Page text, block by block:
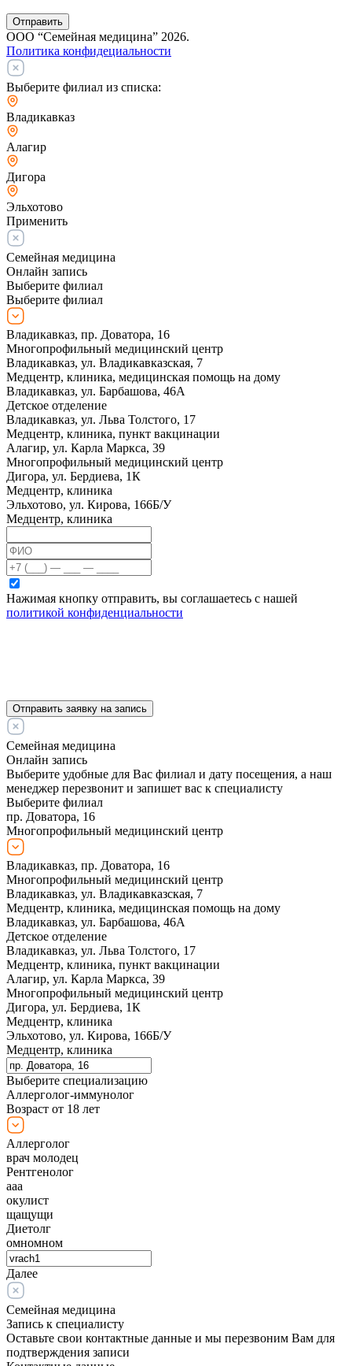
Отправить
ООО “Семейная медицина” 2026.
Политика конфидециальности
Выберите филиал из списка:
Владикавказ
Алагир
Дигора
Эльхотово
Применить
Семейная медицина
Онлайн запись
Выберите филиал
Выберите филиал
Владикавказ, пр. Доватора, 16
Многопрофильный медицинский центр
Владикавказ, ул. Владикавказская, 7
Медцентр, клиника, медицинская помощь на дому
Владикавказ, ул. Барбашова, 46А
Детское отделение
Владикавказ, ул. Льва Толстого, 17
Медцентр, клиника, пункт вакцинации
Алагир, ул. Карла Маркса, 39
Многопрофильный медицинский центр
Дигора, ул. Бердиева, 1К
Медцентр, клиника
Эльхотово, ул. Кирова, 166Б/У
Медцентр, клиника
Нажимая кнопку отправить, вы соглашаетесь с нашей
политикой конфиденциальности
Отправить заявку на запись
Семейная медицина
Онлайн запись
Выберите удобные для Вас филиал и дату посещения, а наш
менеджер перезвонит и запишет вас к специалисту
Выберите филиал
пр. Доватора, 16
Многопрофильный медицинский центр
Владикавказ, пр. Доватора, 16
Многопрофильный медицинский центр
Владикавказ, ул. Владикавказская, 7
Медцентр, клиника, медицинская помощь на дому
Владикавказ, ул. Барбашова, 46А
Детское отделение
Владикавказ, ул. Льва Толстого, 17
Медцентр, клиника, пункт вакцинации
Алагир, ул. Карла Маркса, 39
Многопрофильный медицинский центр
Дигора, ул. Бердиева, 1К
Медцентр, клиника
Эльхотово, ул. Кирова, 166Б/У
Медцентр, клиника
Выберите специализацию
Аллерголог-иммунолог
Возраст от 18 лет
Аллерголог
врач молодец
Рентгенолог
ааа
окулист
щащущи
Диетолг
омномном
Далее
Семейная медицина
Запись к специалисту
Оставьте свои контактные данные и мы перезвоним Вам для
подтверждения записи